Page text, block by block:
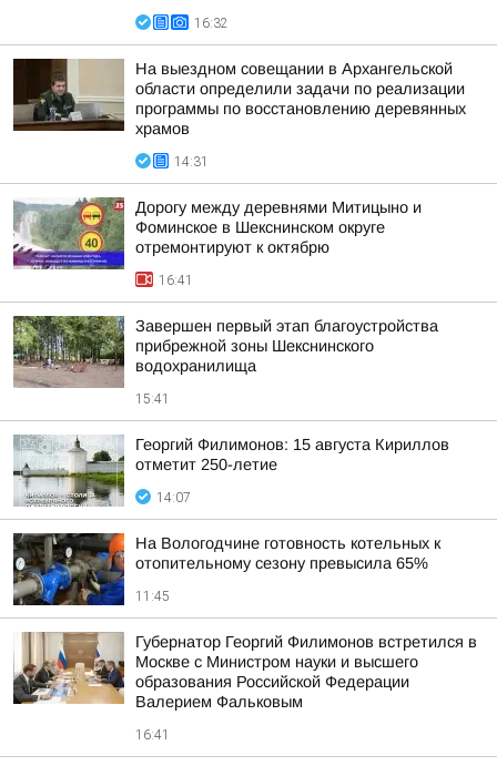
16:32
На выездном совещании в Архангельской
области определили задачи по реализации
программы по восстановлению деревянных
храмов
14:31
Дорогу между деревнями Митицыно и
Фоминское в Шекснинском округе
отремонтируют к октябрю
16:41
Завершен первый этап благоустройства
прибрежной зоны Шекснинского
водохранилища
15:41
Георгий Филимонов: 15 августа Кириллов
отметит 250-летие
14:07
На Вологодчине готовность котельных к
отопительному сезону превысила 65%
11:45
Губернатор Георгий Филимонов встретился в
Москве с Министром науки и высшего
образования Российской Федерации
Валерием Фальковым
16:41